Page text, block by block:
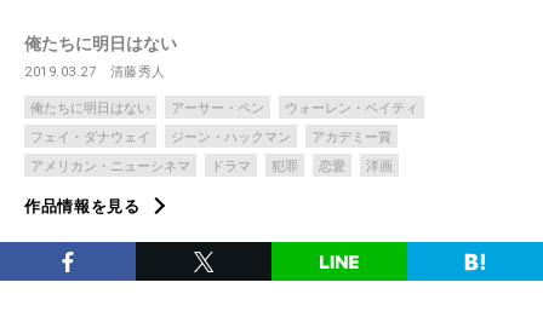
俺たちに明日はない
2019.03.27 清藤秀人
俺たちに明日はない アーサー・ペン
ウォーレン・ベイティ
フェイ・ダナウェイ
ジーン・ハックマン
アカデミー賞
アメリカン・ニューシネマ
ドラマ 犯罪 恋愛 洋画
作品情報を見る